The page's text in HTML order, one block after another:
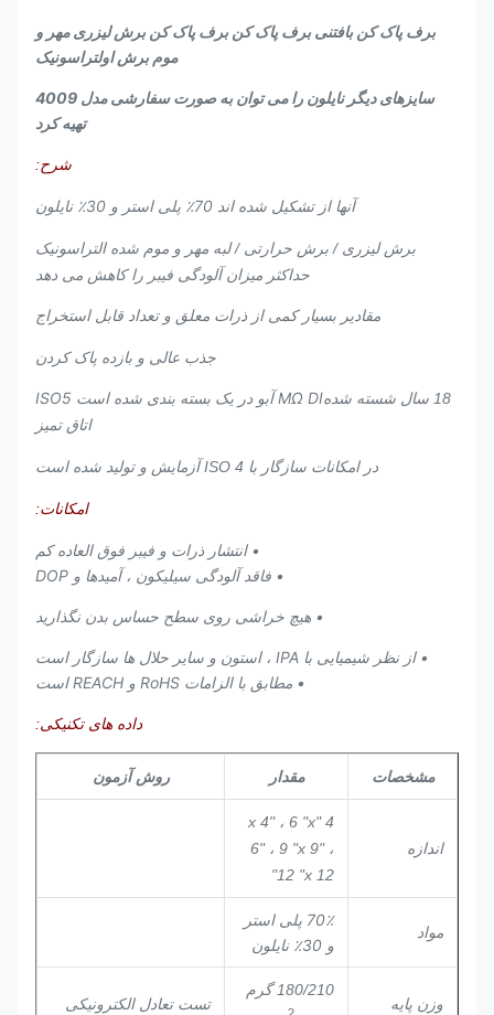
برف پاک کن بافتنی برف پاک کن برف پاک کن برش لیزری مهر و
موم برش اولتراسونیک
سایزهای دیگر نایلون را می توان به صورت سفارشی مدل 4009
تهیه کرد
شرح:
آنها از تشکیل شده اند 70٪ پلی استر و 30٪ نایلون
برش لیزری / برش حرارتی / لبه مهر و موم شده التراسونیک
حداکثر میزان آلودگی فیبر را کاهش می دهد
مقادیر بسیار کمی از ذرات معلق و تعداد قابل استخراج
جذب عالی و بازده پاک کردن
18 سال شسته شده MΩ DI آب و در یک بسته بندی شده است ISO5
اتاق تمیز
در امکانات سازگار با ISO 4 آزمایش و تولید شده است
امکانات:
• انتشار ذرات و فیبر فوق العاده کم
• فاقد آلودگی سیلیکون ، آمیدها و DOP
• هیچ خراشی روی سطح حساس بدن نگذارید
• از نظر شیمیایی با IPA ، استون و سایر حلال ها سازگار است
• مطابق با الزامات RoHS و REACH است
داده های تکنیکی:
مشخصات مقدار روش آزمون
اندازه
4 "x 4" ، 6 "x
6" ، 9 "x 9" ،
12 "x 12"
مواد
70٪ پلی استر
و 30٪ نایلون
وزن پایه
180/210 گرم
تست تعادل الکترونیکی